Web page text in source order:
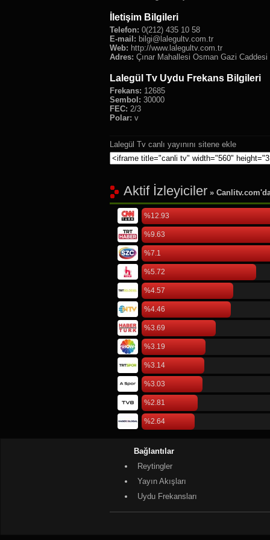
İletişim Bilgileri
Telefon: 0(212) 435 10 58
E-mail: bilgi@lalegultv.com.tr
Web: http://www.lalegultv.com.tr
Adres: Çınar Mahallesi Osman Gazi
Lalegül Tv Uydu Frekans Bilgileri
Frekans: 12685
Sembol: 30000
FEC: 2/3
Polar: v
Lalegül Tv canlı yayınını sitene ekle
Aktif İzleyiciler »
%12.93
%9.63
%7.1
%5.72
%4.57
%4.46
%3.69
%3.19
%3.14
%3.03
%2.81
%2.64
Bağlantılar
Reytingler
Yayın Akışları
Uydu Frekansları